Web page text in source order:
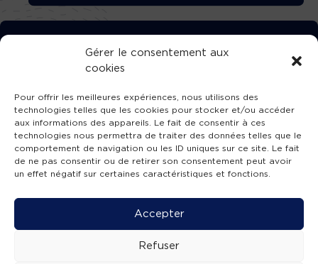
Gérer le consentement aux
cookies
Pour offrir les meilleures expériences, nous utilisons des
technologies telles que les cookies pour stocker et/ou accéder
aux informations des appareils. Le fait de consentir à ces
technologies nous permettra de traiter des données telles que le
comportement de navigation ou les ID uniques sur ce site. Le fait
de ne pas consentir ou de retirer son consentement peut avoir
un effet négatif sur certaines caractéristiques et fonctions.
Accepter
Refuser
TÉLÉCHARGEZ GRATUITEMENT
L’APPLICATION TVBA !
SUIVEZ-NOUS !
Mentions légales -Accessibilité